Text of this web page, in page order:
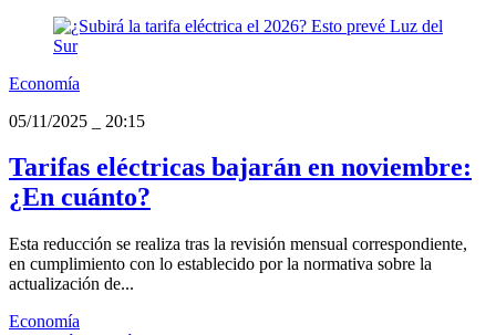
Economía
05/11/2025
20:15
Tarifas eléctricas bajarán en noviembre:
¿En cuánto?
Esta reducción se realiza tras la revisión mensual correspondiente,
en cumplimiento con lo establecido por la normativa sobre la
actualización de...
Economía